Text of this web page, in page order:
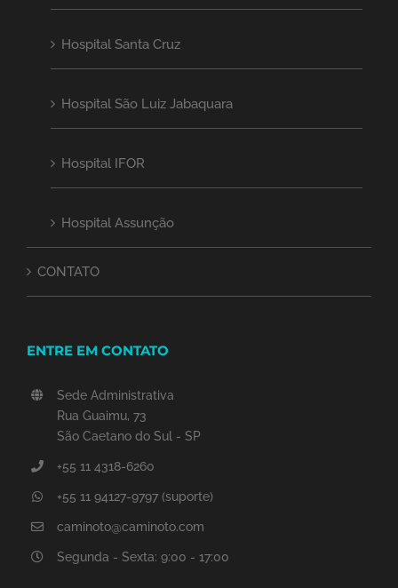
Hospital Santa Cruz
Hospital São Luiz Jabaquara
Hospital IFOR
Hospital Assunção
CONTATO
ENTRE EM CONTATO
Sede Administrativa
Rua Guaimu, 73
São Caetano do Sul - SP
+55 11 4318-6260
+55 11 94127-9797 (suporte)
caminoto@caminoto.com
Segunda - Sexta: 9:00 - 17:00